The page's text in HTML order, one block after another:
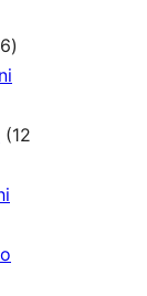
66
P
o12